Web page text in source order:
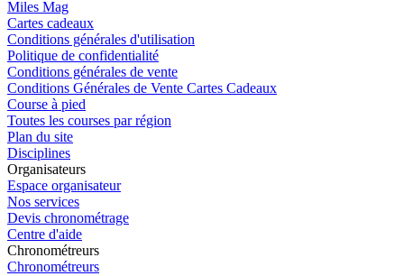
Miles Mag
Cartes cadeaux
Conditions générales d'utilisation
Politique de confidentialité
Conditions générales de vente
Conditions Générales de Vente Cartes Cadeaux
Course à pied
Toutes les courses par région
Plan du site
Disciplines
Organisateurs
Espace organisateur
Nos services
Devis chronométrage
Centre d'aide
Chronométreurs
Chronométreurs